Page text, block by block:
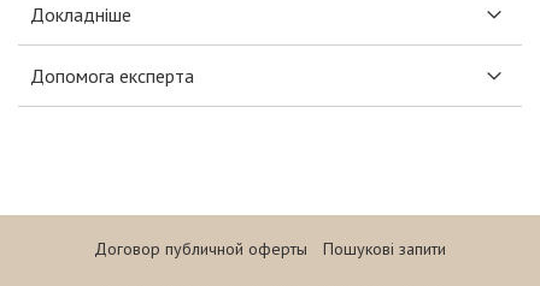
Докладніше
Допомога експерта
Договор публичной оферты Пошукові запити